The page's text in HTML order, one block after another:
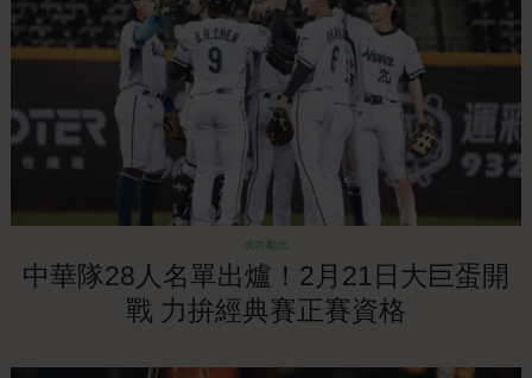
成功勵志
中華隊28人名單出爐！2月21日大巨蛋開
戰 力拚經典賽正賽資格